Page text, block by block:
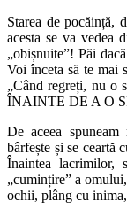
Starea de pocăință,
acesta se va vedea
„obișnuite”! Păi
Voi înceta să te mai
„Când regreți, nu o
ÎNAINTE DE A O
De aceea
bârfește și se ceartă
Înaintea lacrimilor,
„cumințire” a
ochii, plâng cu